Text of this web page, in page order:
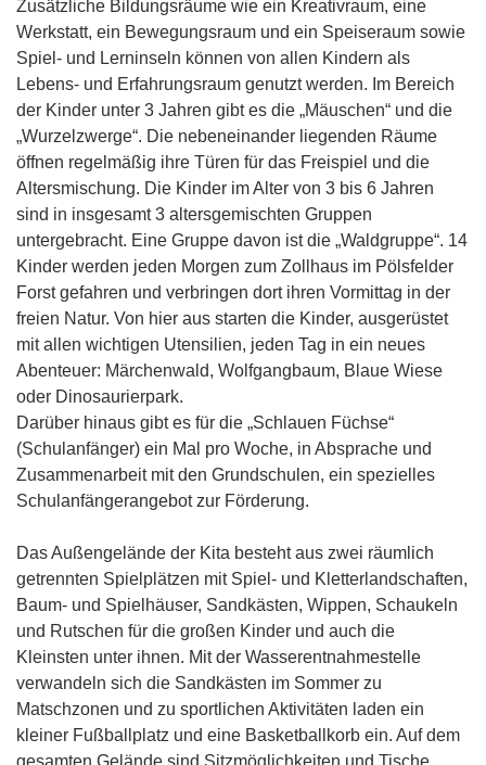
Zusätzliche Bildungsräume wie ein Kreativraum, eine
Werkstatt, ein Bewegungsraum und ein Speiseraum sowie
Spiel- und Lerninseln können von allen Kindern als
Lebens- und Erfahrungsraum genutzt werden. Im Bereich
der Kinder unter 3 Jahren gibt es die „Mäuschen“ und die
„Wurzelzwerge“. Die nebeneinander liegenden Räume
öffnen regelmäßig ihre Türen für das Freispiel und die
Altersmischung. Die Kinder im Alter von 3 bis 6 Jahren
sind in insgesamt 3 altersgemischten Gruppen
untergebracht. Eine Gruppe davon ist die „Waldgruppe“. 14
Kinder werden jeden Morgen zum Zollhaus im Pölsfelder
Forst gefahren und verbringen dort ihren Vormittag in der
freien Natur. Von hier aus starten die Kinder, ausgerüstet
mit allen wichtigen Utensilien, jeden Tag in ein neues
Abenteuer: Märchenwald, Wolfgangbaum, Blaue Wiese
oder Dinosaurierpark.
Darüber hinaus gibt es für die „Schlauen Füchse“
(Schulanfänger) ein Mal pro Woche, in Absprache und
Zusammenarbeit mit den Grundschulen, ein spezielles
Schulanfängerangebot zur Förderung.
Das Außengelände der Kita besteht aus zwei räumlich
getrennten Spielplätzen mit Spiel- und Kletterlandschaften,
Baum- und Spielhäuser, Sandkästen, Wippen, Schaukeln
und Rutschen für die großen Kinder und auch die
Kleinsten unter ihnen. Mit der Wasserentnahmestelle
verwandeln sich die Sandkästen im Sommer zu
Matschzonen und zu sportlichen Aktivitäten laden ein
kleiner Fußballplatz und eine Basketballkorb ein. Auf dem
gesamten Gelände sind Sitzmöglichkeiten und Tische